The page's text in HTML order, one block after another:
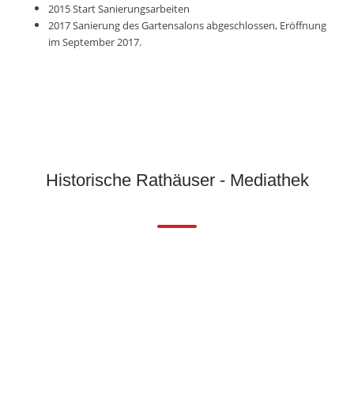
2015 Start Sanierungsarbeiten
2017 Sanierung des Gartensalons abgeschlossen, Eröffnung
im September 2017.
Historische Rathäuser - Mediathek